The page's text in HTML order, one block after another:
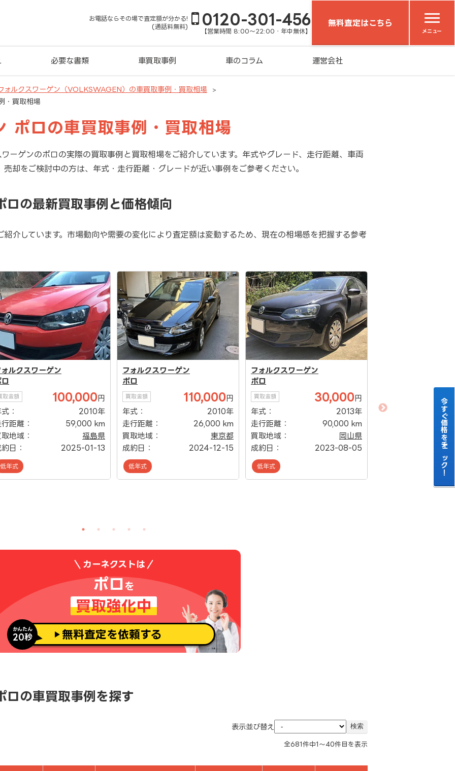
お電話ならその場で査定額が分かる!
(通話料無料)
0120-301-456
【営業時間 8:00～22:00・年中無休】
無料査定はこちら
メニュー
必要な書類 車買取事例 車のコラム 運営会社
ォルクスワーゲン（VOLKSWAGEN）の車買取事例・買取相場
・買取相場
ポロの車買取事例・買取相場
ーゲンのポロの実際の買取事例と買取相場をご紹介しています。年式やグレード、走行距離、車両
却をご検討中の方は、年式・走行距離・グレードが近い事例をご参考ください。
ロの最新買取事例と価格傾向
介しています。市場動向や需要の変化により査定額は変動するため、現在の相場感を把握する参考
ォルクスワーゲン
取金額 100,000円
：
2010年
距離：
59,000 km
地域：
福島県
日：
2025-01-13
低年式
フォルクスワーゲン
ポロ
買取金額 110,000円
年式：
2010年
走行距離：
26,000 km
買取地域：
東京都
成約日：
2024-12-15
低年式
フォルクスワーゲン
ポロ
買取金額 30,000円
年式：
2013年
走行距離：
90,000 km
買取地域：
岡山県
成約日：
2023-08-05
低年式
フォルクスワーゲン
ポロ
カーネクストは
ポロ を
買取強化中
かんたん
20秒 無料査定を依頼する
ロの車買取事例を探す
表示並び替え
全681 件中1～40件目を表示
今すぐ価格をチェック！